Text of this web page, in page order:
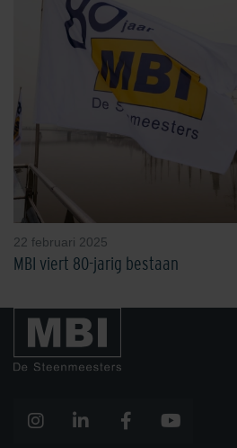
22 februari 2025
MBI viert 80-jarig bestaan